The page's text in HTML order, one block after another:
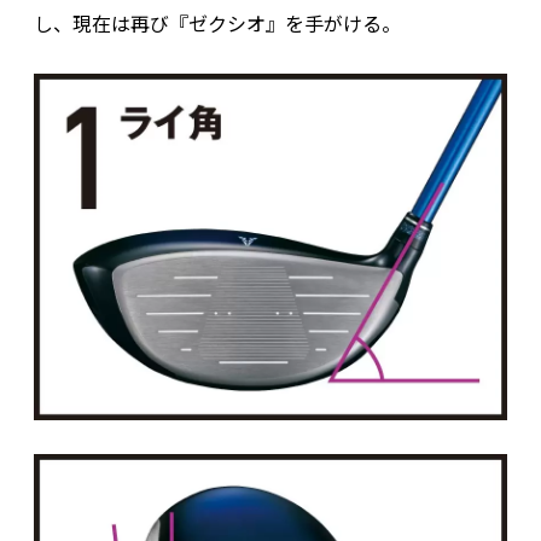
し、現在は再び『ゼクシオ』を手がける。